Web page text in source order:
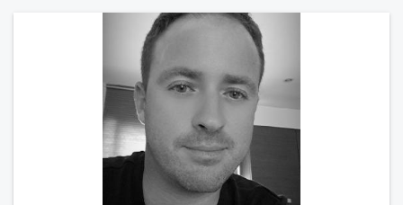
naturelle. J’admire leur force tranquille, leur capacité
à aimer avec sincérité, et ce charme que seule la
maturité sait donner. Je cherche une relation basée
sur la complicité, le respect et la vraie connexion,
sans faux-semblants.